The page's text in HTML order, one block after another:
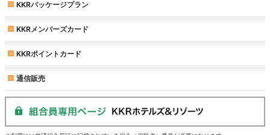
KKRパッケージプラン
KKRメンバーズカード
KKRポイントカード
通信販売